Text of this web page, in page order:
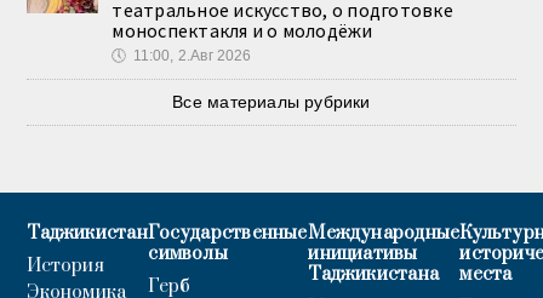
театральное искусство, о подготовке
моноспектакля и о молодёжи
🕔 11:00, 2.Авг 2026
Все материалы рубрики
Таджикистан
История
Экономика
Государственные
символы
Герб
Международные
инициативы
Таджикистана
места